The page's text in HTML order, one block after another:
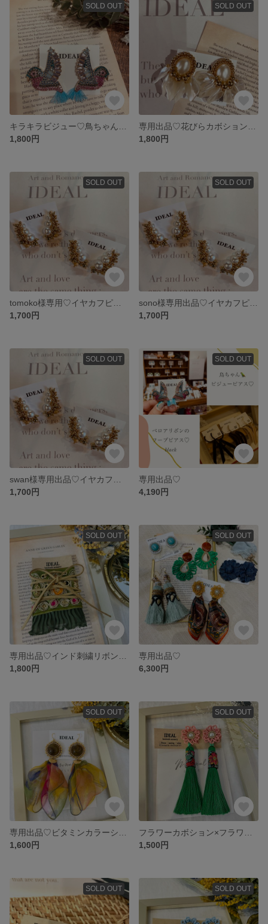
SOLD OUT
1,800円
SOLD OUT
1,800円
SOLD OUT
1,700円
SOLD OUT
1,700円
SOLD OUT
1,700円
SOLD OUT
専用出品♡
4,190円
SOLD OUT
1,800円
SOLD OUT
専用出品♡
6,300円
SOLD OUT
1,600円
SOLD OUT
1,500円
SOLD OUT SOLD OUT